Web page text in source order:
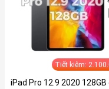
Tiết kiệm:
iPad Pro 12.9 2020 128GB